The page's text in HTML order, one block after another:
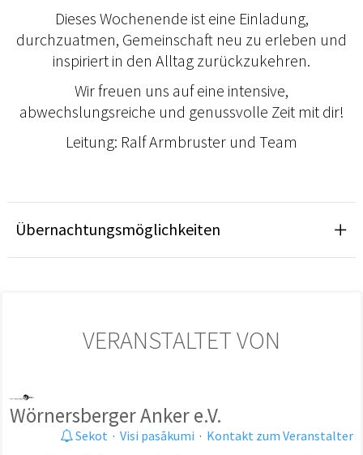
Dieses Wochenende ist eine Einladung,
durchzuatmen, Gemeinschaft neu zu erleben und
inspiriert in den Alltag zurückzukehren.
Wir freuen uns auf eine intensive,
abwechslungsreiche und genussvolle Zeit mit dir!
Leitung: Ralf Armbruster und Team
Übernachtungsmöglichkeiten
VERANSTALTET VON
Wörnersberger Anker e.V.
Sekot · Visi pasākumi · Kontakt zum Veranstalter